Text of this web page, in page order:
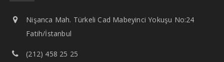
Nişanca Mah. Türkeli Cad Mabeyinci Yokuşu No:24
Fatih/İstanbul
(212) 458 25 25